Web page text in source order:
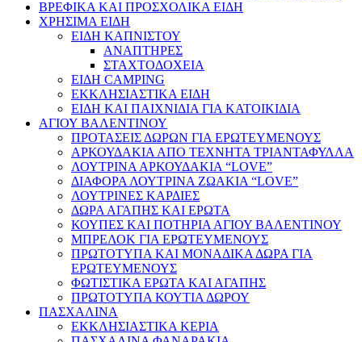
ΒΡΕΦΙΚΑ ΚΑΙ ΠΡΟΣΧΟΛΙΚΑ ΕΙΔΗ
ΧΡΗΣΙΜΑ ΕΙΔΗ
ΕΙΔΗ ΚΑΠΝΙΣΤΟΥ
ΑΝΑΠΤΗΡΕΣ
ΣΤΑΧΤΟΔΟΧΕΙΑ
ΕΙΔΗ CAMPING
ΕΚΚΛΗΣΙΑΣΤΙΚΑ ΕΙΔΗ
ΕΙΔΗ ΚΑΙ ΠΑΙΧΝΙΔΙΑ ΓΙΑ ΚΑΤΟΙΚΙΔΙΑ
ΑΓΙΟΥ ΒΑΛΕΝΤΙΝΟΥ
ΠΡΟΤΑΣΕΙΣ ΔΩΡΩΝ ΓΙΑ ΕΡΩΤΕΥΜΕΝΟΥΣ
ΑΡΚΟΥΔΑΚΙΑ ΑΠΟ ΤΕΧΝΗΤΑ ΤΡΙΑΝΤΑΦΥΛΛΑ
ΛΟΥΤΡΙΝΑ ΑΡΚΟΥΔΑΚΙΑ “LOVE”
ΔΙΑΦΟΡΑ ΛΟΥΤΡΙΝΑ ΖΩΑΚΙΑ “LOVE”
ΛΟΥΤΡΙΝΕΣ ΚΑΡΔΙΕΣ
ΔΩΡΑ ΑΓΑΠΗΣ ΚΑΙ ΕΡΩΤΑ
ΚΟΥΠΕΣ ΚΑΙ ΠΟΤΗΡΙΑ ΑΓΙΟΥ ΒΑΛΕΝΤΙΝΟΥ
ΜΠΡΕΛΟΚ ΓΙΑ ΕΡΩΤΕΥΜΕΝΟΥΣ
ΠΡΩΤΟΤΥΠΑ ΚΑΙ ΜΟΝΑΔΙΚΑ ΔΩΡΑ ΓΙΑ
ΕΡΩΤΕΥΜΕΝΟΥΣ
ΦΩΤΙΣΤΙΚΑ ΕΡΩΤΑ ΚΑΙ ΑΓΑΠΗΣ
ΠΡΩΤΟΤΥΠΑ ΚΟΥΤΙΑ ΔΩΡΟΥ
ΠΑΣΧΑΛΙΝΑ
ΕΚΚΛΗΣΙΑΣΤΙΚΑ ΚΕΡΙΑ